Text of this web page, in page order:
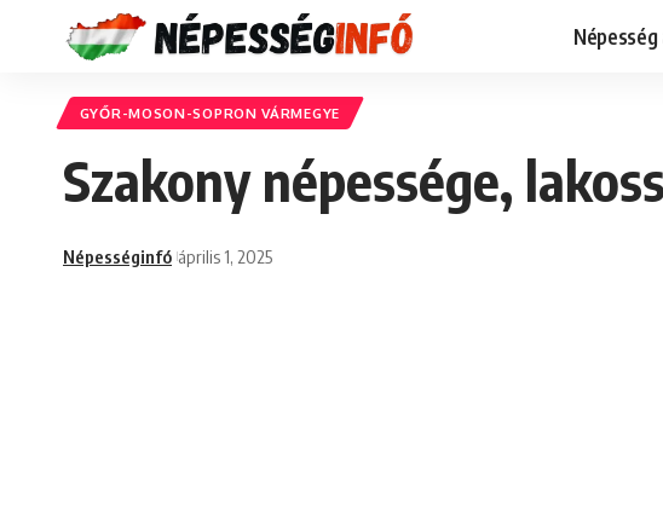
GYŐR-MOSON-SOPRON VÁRMEGYE
Szakony népessége,
Népességinfó április 1, 2025